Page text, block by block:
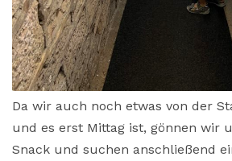
Da wir auch noch etwas von der
und es erst Mittag ist, gönnen wir
Snack und suchen anschließend